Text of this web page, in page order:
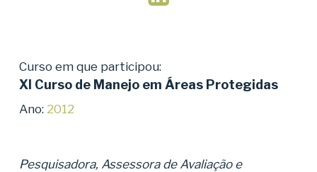
Curso em que participou:
XI Curso de Manejo em Áreas Protegidas
Ano: 2012
Pesquisadora, Assessora de Avaliação e